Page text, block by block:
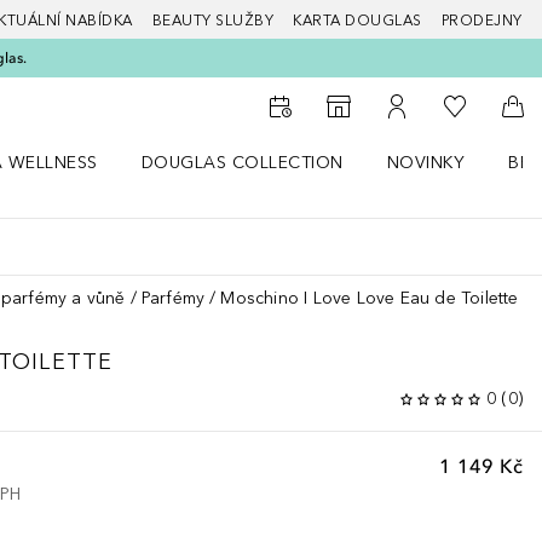
NABÍDKA BEAUTY SLUŽBY KARTA DOUGLAS PRODEJNY
K vyhledávači prodejen
K mému účtu
K mému
Do
DOUGLAS COLLECTION
NOVINKY
a vůně Parfémy Moschino I Love Love Eau de Toilette
0 (0)
1 149 Kč